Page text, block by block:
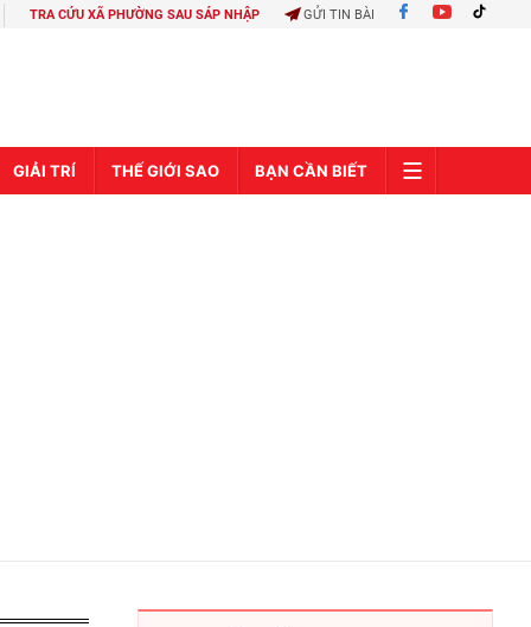
TRA CỨU XÃ PHƯỜNG SAU SÁP NHẬP GỬI TIN BÀI
GIẢI TRÍ THẾ GIỚI SAO BẠN CẦN BIẾT